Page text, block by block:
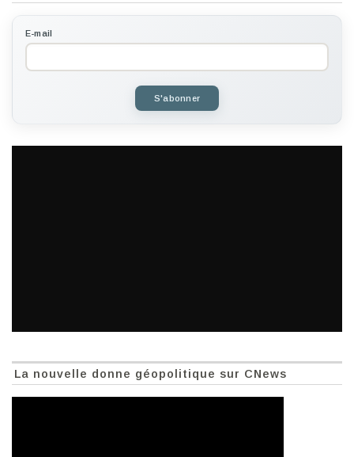
E-mail
S'abonner
La nouvelle donne géopolitique sur CNews